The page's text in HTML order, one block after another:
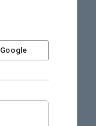
Google